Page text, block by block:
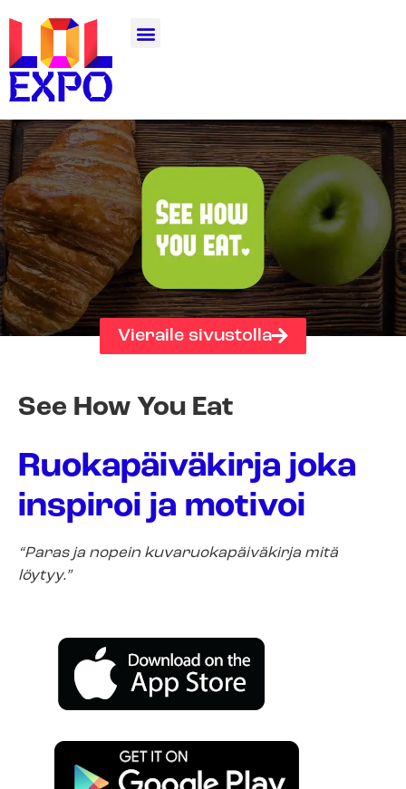
Vieraile sivustolla
See How You Eat
Ruokapäiväkirja joka
inspiroi ja motivoi
“Paras ja nopein kuvaruokapäiväkirja mitä
löytyy.”